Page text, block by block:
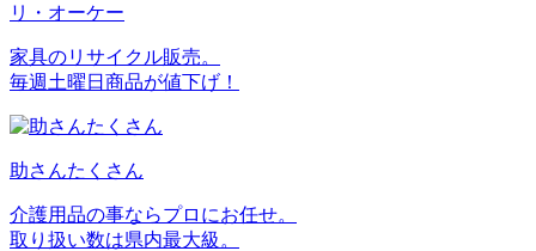
リ・オーケー
家具のリサイクル販売。
毎週土曜日商品が値下げ！
助さんたくさん
介護用品の事ならプロにお任せ。
取り扱い数は県内最大級。